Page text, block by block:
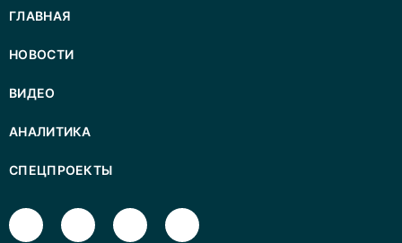
ГЛАВНАЯ
НОВОСТИ
ВИДЕО
АНАЛИТИКА
СПЕЦПРОЕКТЫ